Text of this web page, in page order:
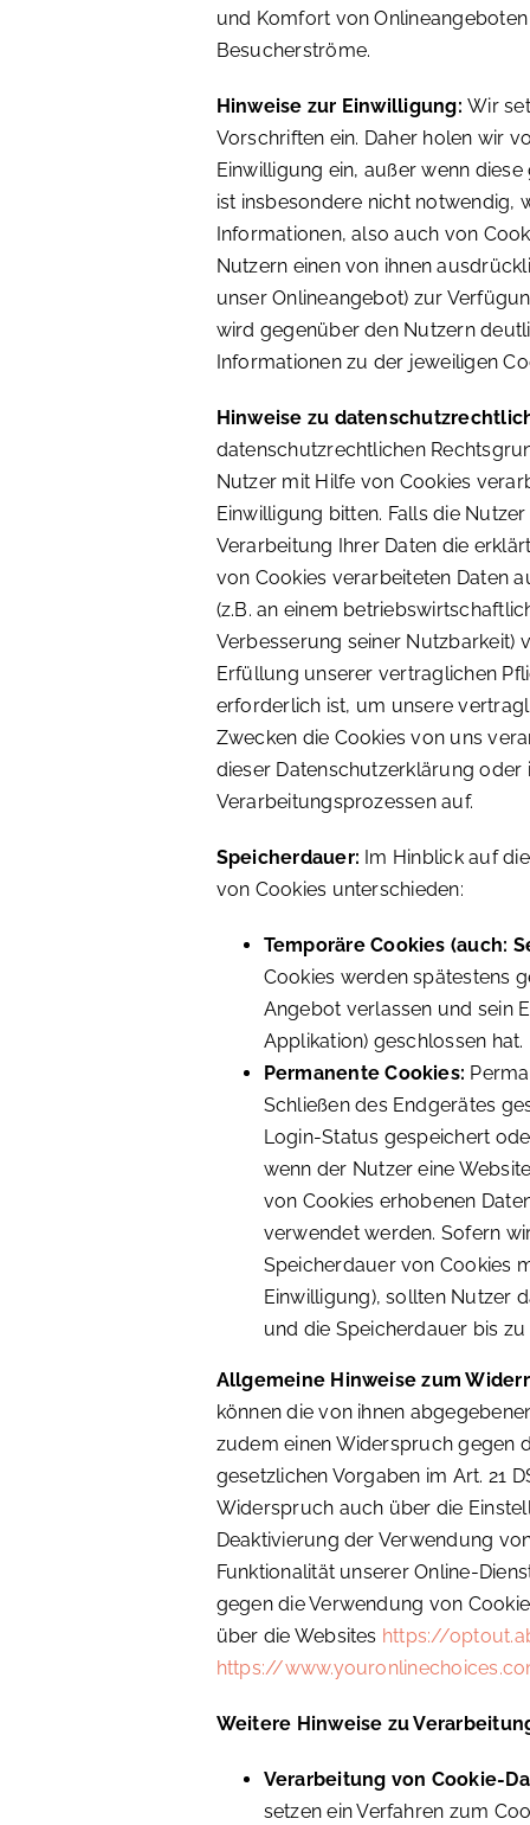
und Komfort von
Besucherströme.
Hinweise zur Einwilligung:Wir
Vorschriften ein. Daher holen wir
Einwilligung ein, außer wenn
ist insbesondere nicht notwendig,
Informationen, also auch von
Nutzern einen von ihnen
unser Onlineangebot) zur
wird gegenüber den Nutzern
Informationen zu der jeweiligen
Hinweise zu
datenschutzrechtlichen
Nutzer mit Hilfe von Cookies
Einwilligung bitten. Falls die
Verarbeitung Ihrer Daten die
von Cookies verarbeiteten Daten
(z.B. an einem
Verbesserung seiner Nutzbarkeit)
Erfüllung unserer vertraglichen
erforderlich ist, um unsere
Zwecken die Cookies von uns
dieser Datenschutzerklärung
Verarbeitungsprozessen auf.
Speicherdauer: Im Hinblick auf
von Cookies unterschieden:
Temporäre Cookies (auch:
Cookies werden spätestens
Angebot verlassen und sein
Applikation) geschlossen hat.
Permanente Cookies:
Schließen des Endgerätes
Login-Status gespeichert
wenn der Nutzer eine
von Cookies erhobenen
verwendet werden. Sofern
Speicherdauer von Cookies
Einwilligung), sollten Nutzer
und die Speicherdauer bis
Allgemeine Hinweise zum
können die von ihnen
zudem einen Widerspruch gegen
gesetzlichen Vorgaben im Art. 21
Widerspruch auch über die
Deaktivierung der Verwendung
Funktionalität unserer Online-
gegen die Verwendung von
über die Websites https://
https://
Weitere Hinweise zu
Verarbeitung von Cookie-
setzen ein Verfahren zum